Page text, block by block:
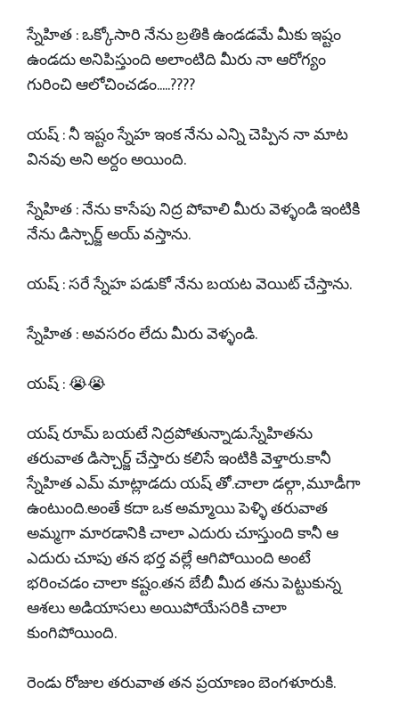
స్నేహిత : ఒక్కోసారి నేను బ్రతికి ఉండడమే మీకు ఇష్టం
ఉండదు అనిపిస్తుంది అలాంటిది మీరు నా ఆరోగ్యం
గురించి ఆలోచించడం.....????
యష్ : నీ ఇష్టం స్నేహ ఇంక నేను ఎన్ని చెప్పిన నా మాట
వినవు అని అర్దం అయింది.
స్నేహిత : నేను కాసేపు నిద్ర పోవాలి మీరు వెళ్ళండి ఇంటికి
నేను డిస్చార్జ్ అయ్ వస్తాను.
యష్ : సరే స్నేహ పడుకో నేను బయట వెయిట్ చేస్తాను.
స్నేహిత : అవసరం లేదు మీరు వెళ్ళండి.
యష్ : 😭😭
యష్ రూమ్ బయటే నిద్రపోతున్నాడు.స్నేహితను
తరువాత డిస్చార్జ్ చేస్తారు కలిసే ఇంటికి వెళ్తారు.కానీ
స్నేహిత ఎమ్ మాట్లాడదు యష్ తో.చాలా డల్గా, మూడీగా
ఉంటుంది.అంతే కదా ఒక అమ్మాయి పెళ్ళి తరువాత
అమ్మగా మారడానికి చాలా ఎదురు చూస్తుంది కానీ ఆ
ఎదురు చూపు తన భర్త వల్లే ఆగిపోయింది అంటే
భరించడం చాలా కష్టం.తన బేబీ మీద తను పెట్టుకున్న
ఆశలు అడియాసలు అయిపోయేసరికి చాలా
కుంగిపోయింది.
రెండు రోజుల తరువాత తన ప్రయాణం బెంగళూరుకి.